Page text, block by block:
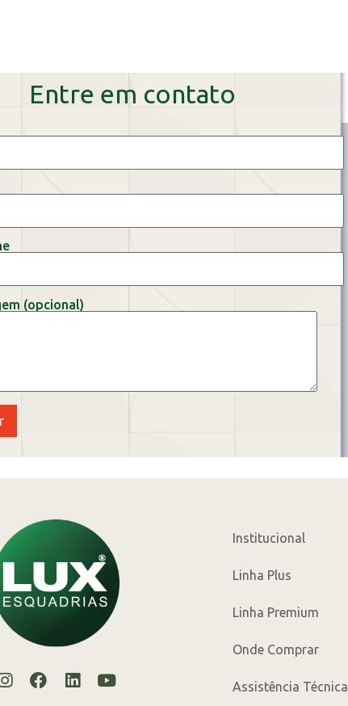
Entre em contato
(opcional)
Institucional
Linha Plus
Linha Premium
Onde Comprar
Assistência Técnica